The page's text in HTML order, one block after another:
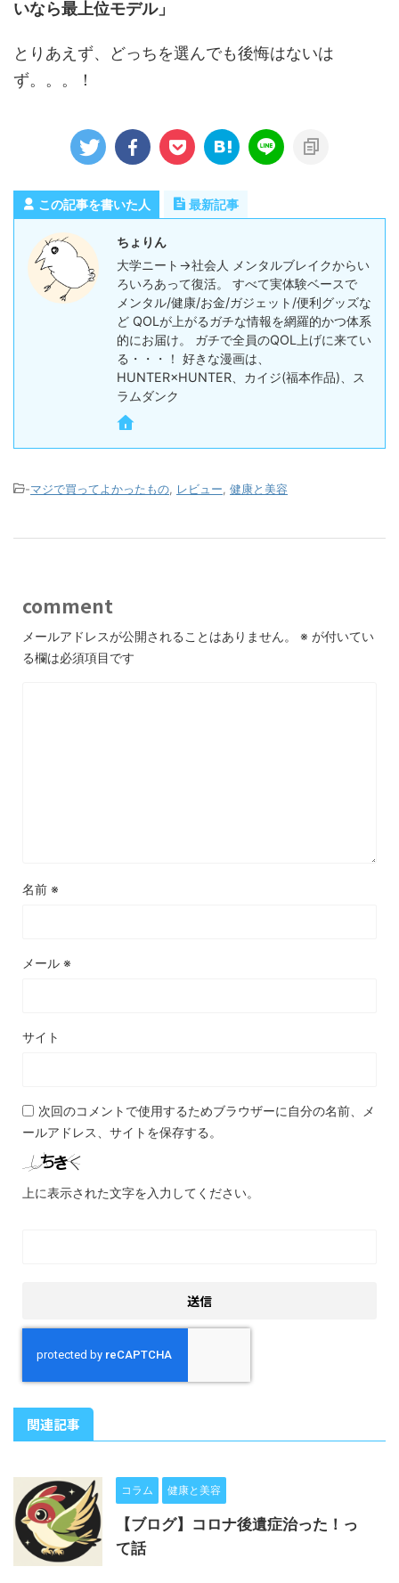
いなら最上位モデル」
とりあえず、どっちを選んでも後悔はないは
ず。。。！
この記事を書いた人 最新記事
ちょりん
大学ニート→社会人 メンタルブレイクからい
ろいろあって復活。 すべて実体験ベースで
メンタル/健康/お金/ガジェット/便利グッズな
ど QOLが上がるガチな情報を網羅的かつ体系
的にお届け。 ガチで全員のQOL上げに来てい
る・・・！ 好きな漫画は、
HUNTER×HUNTER、カイジ(福本作品)、ス
ラムダンク
-マジで買ってよかったもの レビュー 健康と美容
comment
メールアドレスが公開されることはありません。 ※ が付いてい
る欄は必須項目です
名前 ※
メール ※
サイト
次回のコメントで使用するためブラウザーに自分の名前、メ
ールアドレス、サイトを保存する。
上に表示された文字を入力してください。
関連記事
コラム 健康と美容
【ブログ】コロナ後遺症治った！っ
て話